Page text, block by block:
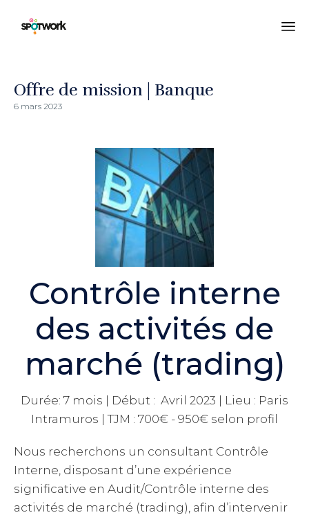
Offre de mission | Banque
6 mars 2023
Contrôle interne
des activités de
marché (trading)
Durée: 7 mois | Début : Avril 2023 | Lieu : Paris
Intramuros | TJM : 700€ - 950€ selon profil
Nous recherchons un consultant Contrôle
Interne, disposant d’une expérience
significative en Audit/Contrôle interne des
activités de marché (trading), afin d’intervenir